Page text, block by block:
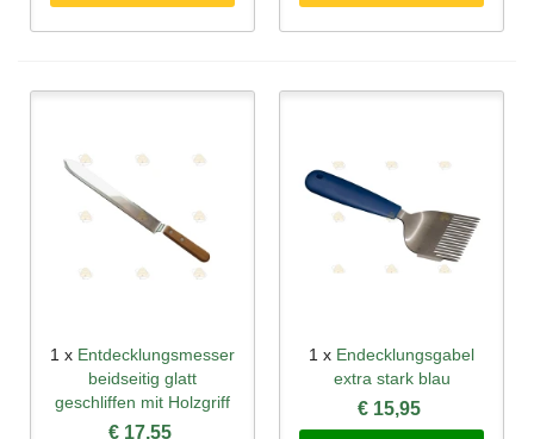
1 x Entdecklungsmesser
beidseitig glatt
geschliffen mit Holzgriff
€ 17,55
1 x Endecklungsgabel
extra stark blau
€ 15,95